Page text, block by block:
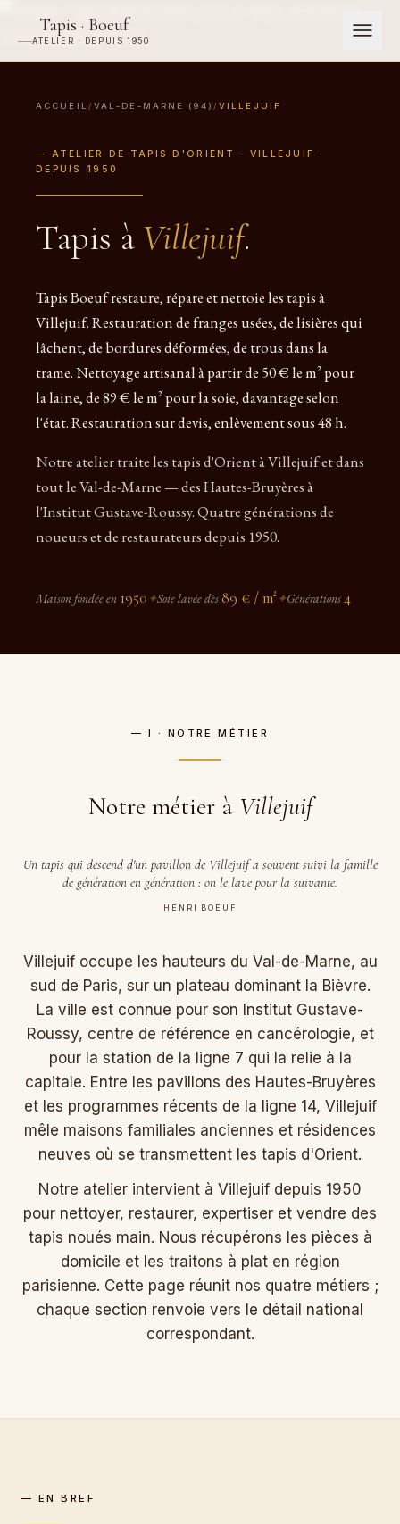
Tapis · Boeuf
ATELIER · DEPUIS 1950
ACCUEIL / VAL-DE-MARNE (94) / VILLEJUIF
— ATELIER DE TAPIS D'ORIENT · VILLEJUIF ·
DEPUIS 1950
Tapis à Villejuif.
Tapis Boeuf restaure, répare et nettoie les tapis à
Villejuif. Restauration de franges usées, de lisières qui
lâchent, de bordures déformées, de trous dans la
trame. Nettoyage artisanal à partir de 50 € le m² pour
la laine, de 89 € le m² pour la soie, davantage selon
l'état. Restauration sur devis, enlèvement sous 48 h.
Notre atelier traite les tapis d'Orient à Villejuif et dans
tout le Val-de-Marne — des Hautes-Bruyères à
l'Institut Gustave-Roussy. Quatre générations de
noueurs et de restaurateurs depuis 1950.
Maison fondée en 1950 ✦Soie lavée dès 89 € / m² ✦Générations4
— I · NOTRE MÉTIER
Notre métier à Villejuif
Un tapis qui descend d'un pavillon de Villejuif a souvent suivi la famille
de génération en génération : on le lave pour la suivante.
HENRI BOEUF
Villejuif occupe les hauteurs du Val-de-Marne, au
sud de Paris, sur un plateau dominant la Bièvre.
La ville est connue pour son Institut Gustave-
Roussy, centre de référence en cancérologie, et
pour la station de la ligne 7 qui la relie à la
capitale. Entre les pavillons des Hautes-Bruyères
et les programmes récents de la ligne 14, Villejuif
mêle maisons familiales anciennes et résidences
neuves où se transmettent les tapis d'Orient.
Notre atelier intervient à Villejuif depuis 1950
pour nettoyer, restaurer, expertiser et vendre des
tapis noués main. Nous récupérons les pièces à
domicile et les traitons à plat en région
parisienne. Cette page réunit nos quatre métiers ;
chaque section renvoie vers le détail national
correspondant.
— EN BREF